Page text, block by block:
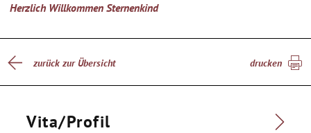
Herzlich Willkommen Sternenkind
zurück zur Übersicht drucken
Vita/Profil